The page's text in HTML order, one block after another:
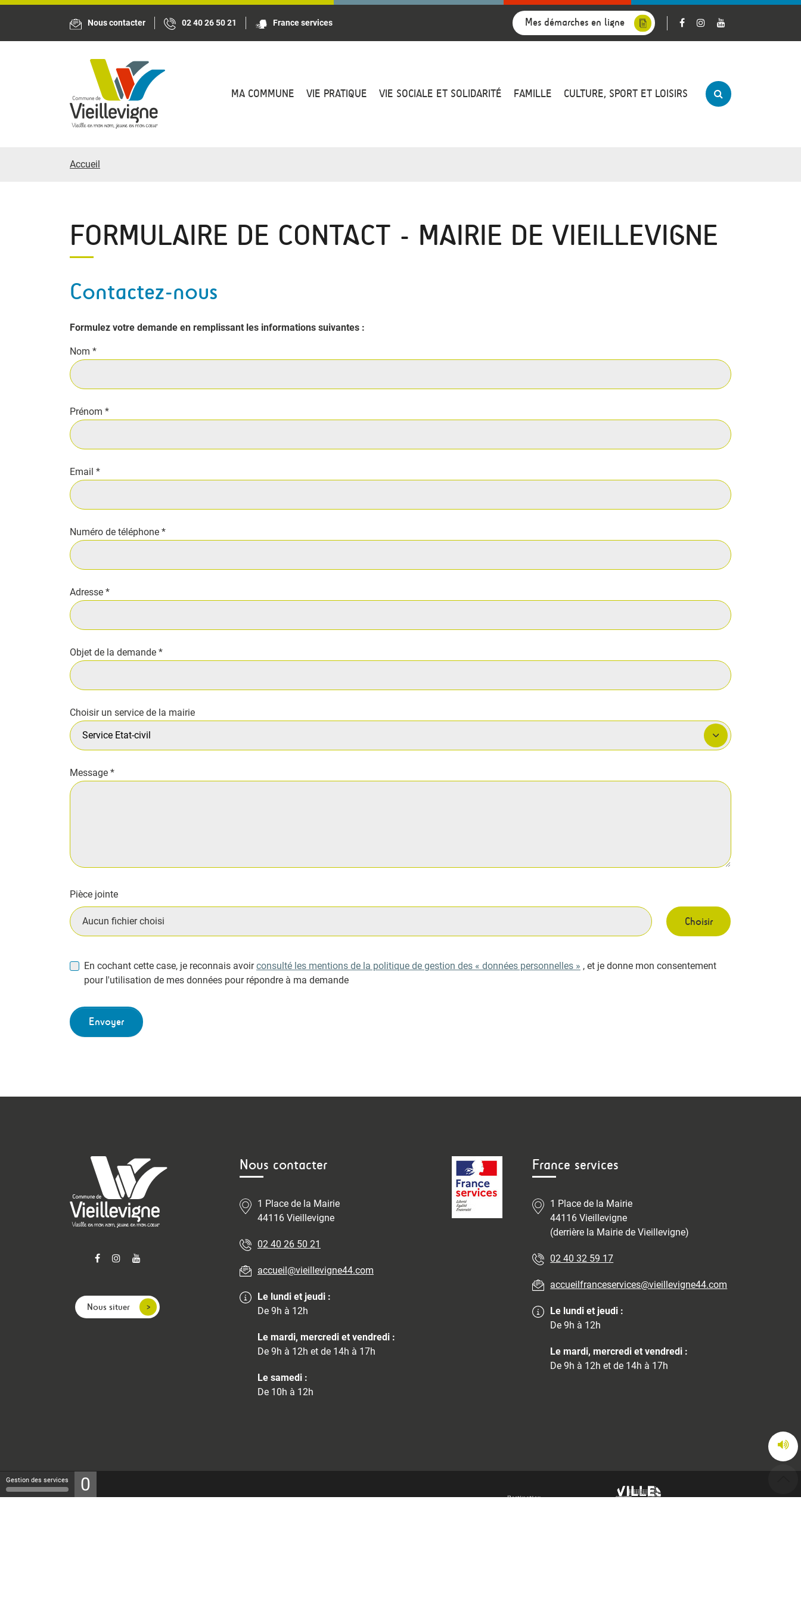
Nous contacter 02 40 26 50 21 France services Mes démarches en ligne
MA COMMUNE VIE PRATIQUE VIE SOCIALE ET SOLIDARITÉ FAMILLE CULTURE, SPORT ET LOISIRS
Accueil
FORMULAIRE DE CONTACT - MAIRIE DE VIEILLEVIGNE
Contactez-nous
Formulez votre demande en remplissant les informations suivantes :
Nom *
Prénom *
Email *
Numéro de téléphone *
Adresse *
Objet de la demande *
Choisir un service de la mairie
Message *
Pièce jointe
Aucun fichier choisi
En cochant cette case, je reconnais avoirconsulté les mentions de la politique de gestion des « données personnelles »
pour l'utilisation de mes données pour répondre à ma demande
Nous situer
Nous contacter
1 Place de la Mairie
44116 Vieillevigne
02 40 26 50 21
accueil@vieillevigne44.com
Le lundi et jeudi :
De 9h à 12h
Le mardi, mercredi et vendredi :
De 9h à 12h et de 14h à 17h
Le samedi :
De 10h à 12h
France services
1 Place de la Mairie
44116 Vieillevigne
(derrière la Mairie de Vieillevigne)
02 40 32 59 17
accueilfranceservices@vieillevigne44.com
Le lundi et jeudi :
De 9h à 12h
Le mardi, mercredi et vendredi :
De 9h à 12h et de 14h à 17h
Panneau de gestion des cookies
Gestion des services 0